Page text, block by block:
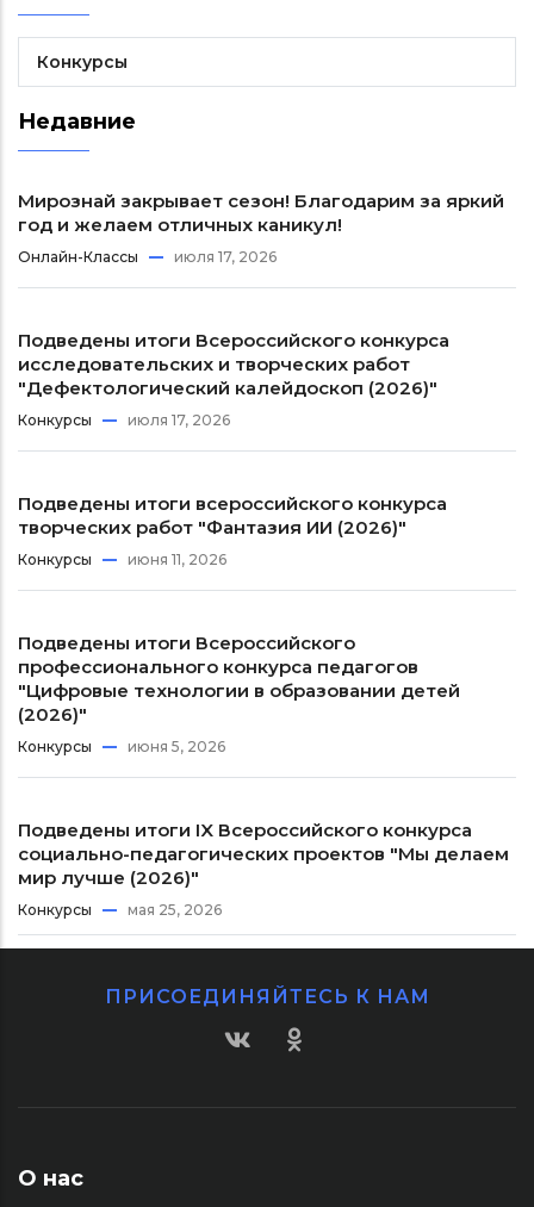
Конкурсы
Недавние
Мирознай закрывает сезон! Благодарим за яркий
год и желаем отличных каникул!
Онлайн-Классы июля 17, 2026
Подведены итоги Всероссийского конкурса
исследовательских и творческих работ
"Дефектологический калейдоскоп (2026)"
Конкурсы июля 17, 2026
Подведены итоги всероссийского конкурса
творческих работ "Фантазия ИИ (2026)"
Конкурсы июня 11, 2026
Подведены итоги Всероссийского
профессионального конкурса педагогов
"Цифровые технологии в образовании детей
(2026)"
Конкурсы июня 5, 2026
Подведены итоги IX Всероссийского конкурса
социально-педагогических проектов "Мы делаем
мир лучше (2026)"
Конкурсы мая 25, 2026
ПРИСОЕДИНЯЙТЕСЬ К НАМ
О нас